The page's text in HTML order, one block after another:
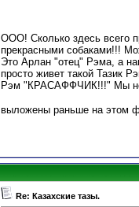
ООО! Сколько здесь всего
прекрасными собаками!!!
Это Арлан "отец" Рэма, а
просто живет такой Тазик
Рэм "КРАСАФФЧИК!!!" Мы не
выложены раньше на этом
Re: Казахские тазы.